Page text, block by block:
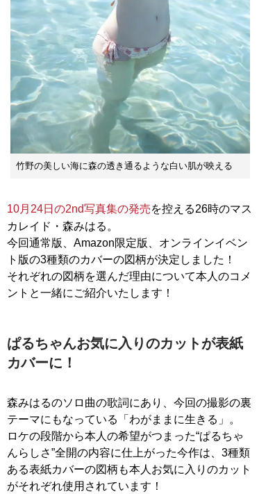
竹野の美しい海に森の透き通るような白い肌が映える
10月24日の2nd写真集の発売を控える26時のマス
カレイド・森みはる。
今回通常版、Amazon限定版、オンラインイベン
ト版の3種類のカバーの図柄が決定しました！
それぞれの図柄を選んだ理由について本人のコメ
ントと一緒にご紹介いたします！
ぱるちゃんお気に入りのカットが表紙
カバーに！
森みはるのソロ曲の歌詞にあり、今回の撮影の裏
テーマにもなっている「わがままに生きる」。
ロケの段階から本人の希望がつまった“ぱるちゃ
んらしさ”全開の内容に仕上がった今作は、3種類
ある表紙カバーの図柄も本人お気に入りのカット
がそれぞれ使用されています！